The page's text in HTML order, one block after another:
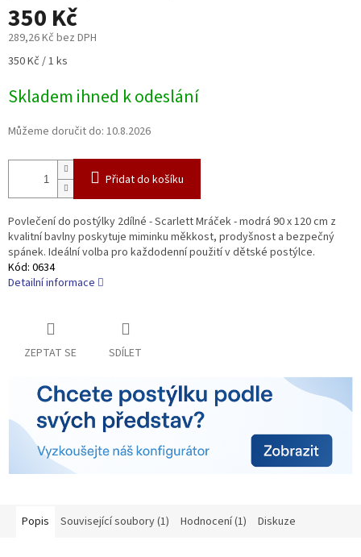
350 Kč
289,26 Kč bez DPH
Měrná
350 Kč / 1 ks
Skladem ihned k odeslání
Můžeme doručit do: 10.8.2026
Přidat do košíku
Povlečení do postýlky 2dílné - Scarlett Mráček - modrá 90 x 120 cm z
kvalitní bavlny poskytuje miminku měkkost, prodyšnost a bezpečný
spánek. Ideální volba pro každodenní použití v dětské postýlce.
Kód: 0634
Detailní informace
ZEPTAT SE SDÍLET
Popis Související soubory (1) Hodnocení (1) Diskuze